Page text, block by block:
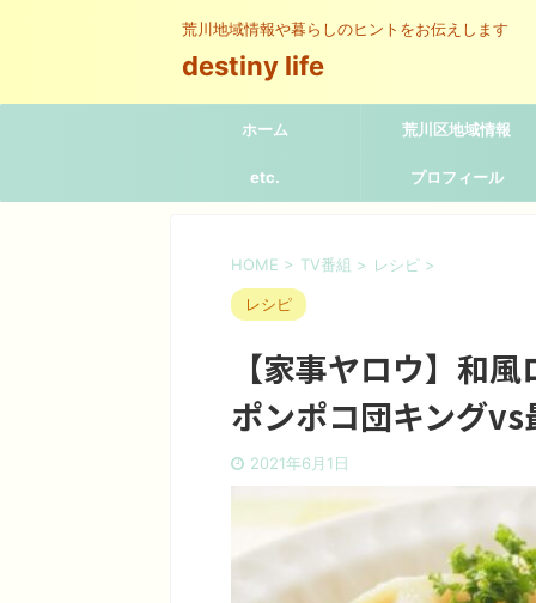
荒川地域情報や暮らしのヒントをお伝えします
destiny life
ホーム 荒川区地域情報
etc. プロフィール
HOME > TV番組 > レシピ >
レシピ
【家事ヤロウ】和
ポンポコ団キング
2021年6月1日